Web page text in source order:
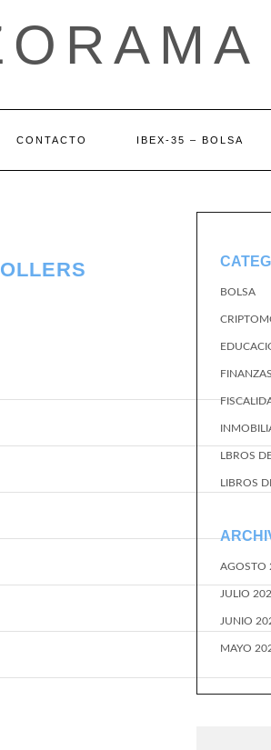
CONTACTO IBEX-35 – BOLSA
BOLSA
LBROS
LIBROS
AGOSTO
JULIO
JUNIO
MAYO